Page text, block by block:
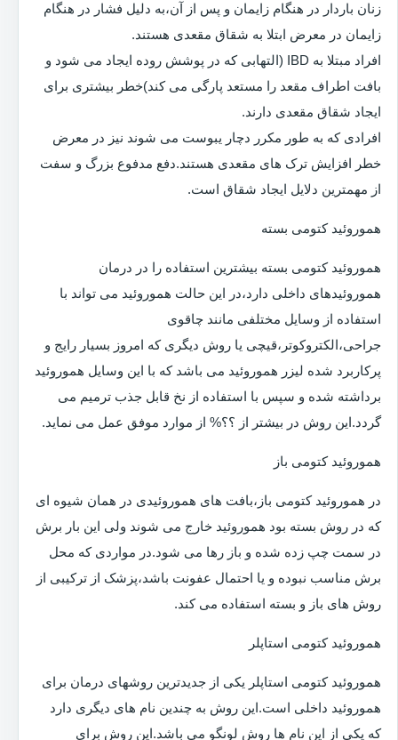
زنان باردار در هنگام زایمان و پس از آن،به دلیل فشار در هنگام
زایمان در معرض ابتلا به شقاق مقعدی هستند.
افراد مبتلا به IBD (التهابی که در پوشش روده ایجاد می شود و
بافت اطراف مقعد را مستعد پارگی می کند)خطر بیشتری برای
ایجاد شقاق مقعدی دارند.
افرادی که به طور مکرر دچار یبوست می شوند نیز در معرض
خطر افزایش ترک های مقعدی هستند.دفع مدفوع بزرگ و سفت
از مهمترین دلایل ایجاد شقاق است.
هموروئید کتومی بسته
هموروئید کتومی بسته بیشترین استفاده را در درمان
هموروئیدهای داخلی دارد،در این حالت هموروئید می تواند با
استفاده از وسایل مختلفی مانند چاقوی
جراحی،الکتروکوتر،قیچی یا روش دیگری که امروز بسیار رایج و
پرکاربرد شده لیزر هموروئید می باشد که با این وسایل هموروئید
برداشته شده و سپس با استفاده از نخ قابل جذب ترمیم می
گردد.این روش در بیشتر از ؟؟% از موارد موفق عمل می نماید.
هموروئید کتومی باز
در هموروئید کتومی باز،بافت های هموروئیدی در همان شیوه ای
که در روش بسته بود هموروئید خارج می شوند ولی این بار برش
در سمت چپ زده شده و باز رها می شود.در مواردی که محل
برش مناسب نبوده و یا احتمال عفونت باشد،پزشک از ترکیبی از
روش های باز و بسته استفاده می کند.
هموروئید کتومی استاپلر
هموروئید کتومی استاپلر یکی از جدیدترین روشهای درمان برای
هموروئید داخلی است.این روش به چندین نام های دیگری دارد
که یکی از این نام ها روش لونگو می باشد.این روش برای